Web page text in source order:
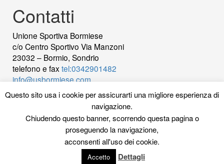
Contatti
Unione Sportiva Bormiese
c/o Centro Sportivo Via Manzoni
23032 – Bormio, Sondrio
telefono e fax tel:0342901482
info@usbormiese.com
P.Iva 00422230144 - C.Fiscale 92000820149
decking Cek Pajak Online Samsat BantenJasa
La Redazione
Privacy Policy Sito
Questo sito usa i cookie per assicurarti una migliore esperienza di
navigazione.
Chiudendo questo banner, scorrendo questa pagina o
proseguendo la navigazione,
acconsenti all'uso dei cookie.
Accetto Dettagli